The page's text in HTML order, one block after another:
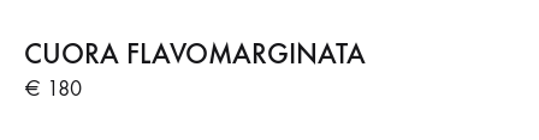
CUORA FLAVOMARGINATA
€ 180